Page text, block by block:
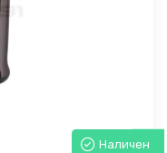
Наличен